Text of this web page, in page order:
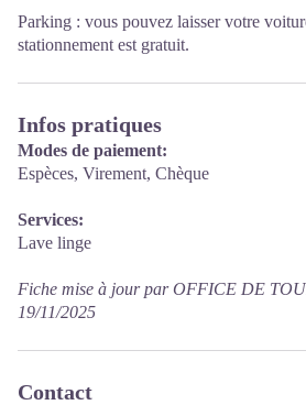
Parking : vous pouvez laisser votre
stationnement est gratuit.
Infos pratiques
Modes de paiement:
Espèces, Virement, Chèque
Services:
Lave linge
Fiche mise à jour par OFFICE DE
19/11/2025
Contact